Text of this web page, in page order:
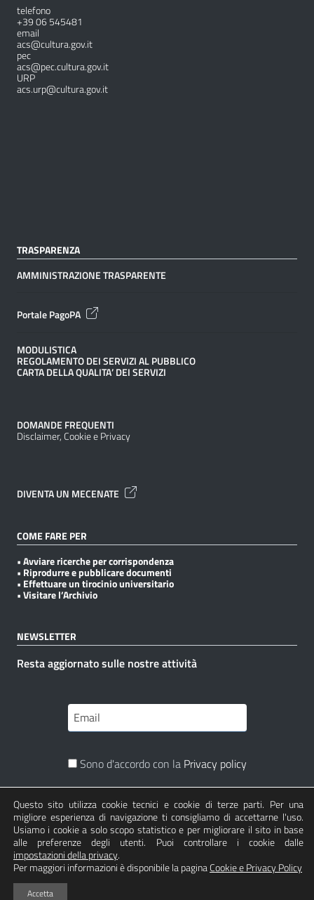
telefono
+39 06 545481
email
acs@cultura.gov.it
pec
acs@pec.cultura.gov.it
URP
acs.urp@cultura.gov.it
TRASPARENZA
AMMINISTRAZIONE TRASPARENTE
Portale PagoPA
MODULISTICA
REGOLAMENTO DEI SERVIZI AL PUBBLICO
CARTA DELLA QUALITA’ DEI SERVIZI
DOMANDE FREQUENTI
Disclaimer, Cookie e Privacy
DIVENTA UN MECENATE
COME FARE PER
• Avviare ricerche per corrispondenza
• Riprodurre e pubblicare documenti
• Effettuare un tirocinio universitario
• Visitare l’Archivio
NEWSLETTER
Resta aggiornato sulle nostre attività
Sono d'accordo con la Privacy policy
Iscriviti
Sezione Link Utili
Realizzato con fronteretrolab.com
Questo sito utilizza cookie tecnici e cookie di terze parti. Per una
migliore esperienza di navigazione ti consigliamo di accettarne l'uso.
Usiamo i cookie a solo scopo statistico e per migliorare il sito in base
alle preferenze degli utenti. Puoi controllare i cookie dalle
impostazioni della privacy.
Per maggiori informazioni è disponibile la paginaCookie e Privacy Policy
Accetta